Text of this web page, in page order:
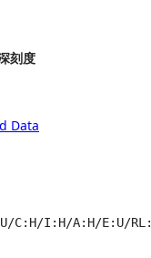
刻度
Data
C:H/I:H/A:H/E:U/